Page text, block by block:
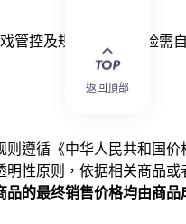
管控及规则处罚等风险需
遵循《中华人民共和国
明性原则，依据相关商品
品的最终销售价格均由商
返回頂部